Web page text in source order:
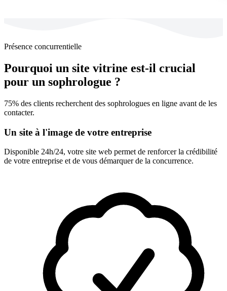
Présence concurrentielle
Pourquoi un site vitrine est-il crucial
pour un sophrologue ?
75% des clients recherchent des sophrologues en ligne avant de les
contacter.
Un site à l'image de votre entreprise
Disponible 24h/24, votre site web permet de renforcer la crédibilité
de votre entreprise et de vous démarquer de la concurrence.